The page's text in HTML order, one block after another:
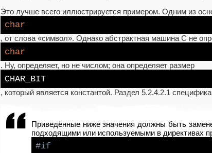
Это лучше всего иллюстрируется примером. Одним из
char
, от слова «символ». Однако абстрактная машина C не
char
. Ну, определяет, но не числом; она определяет размер
CHAR_BIT
, который является константой. Раздел 5.2.4.2.1
Приведённые ниже значения должны быть
подходящими или используемыми в директивах
#if